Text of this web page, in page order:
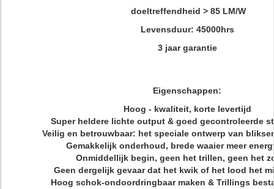
doeltreffendheid > 85 LM/W
Levensduur: 45000hrs
3 jaar garantie
Eigenschappen:
Hoog - kwaliteit, korte levertijd
Super heldere lichte output & goed gecontroleerde
Veilig en betrouwbaar: het speciale ontwerp van
Gemakkelijk onderhoud, brede waaier meer
Onmiddellijk begin, geen het trillen, geen het
Geen dergelijk gevaar dat het kwik of het lood het
Hoog schok-ondoordringbaar maken & Trillings